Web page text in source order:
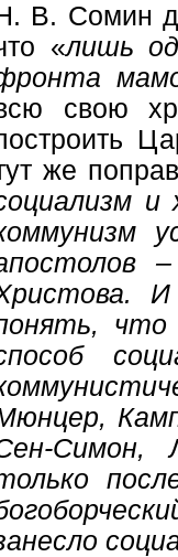
В. Сомин
«лишь
свою
же
и
что
Симон,